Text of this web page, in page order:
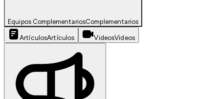
Equipos ComplementariosComplementarios
ArtículosArtículos VideosVideos